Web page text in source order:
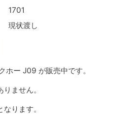
1701
現状渡し
ホー J09 が販売中です。
ません。
ります。